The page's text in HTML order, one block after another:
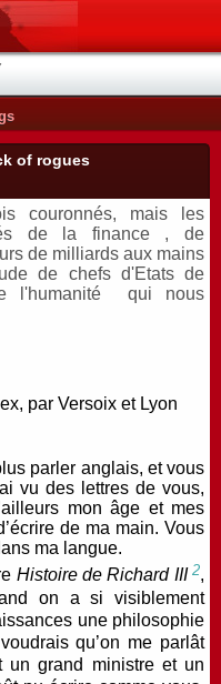
of rogues
couronnés, mais les
de la finance , de
de milliards aux mains
de chefs d'Etats de
l'humanité qui nous
par Versoix et Lyon
parler anglais, et vous
vu des lettres de vous,
mon âge et mes
de ma main. Vous
ma langue.
Histoire de Richard III2,
on a si visiblement
une philosophie
qu’on me parlât
un grand ministre et un